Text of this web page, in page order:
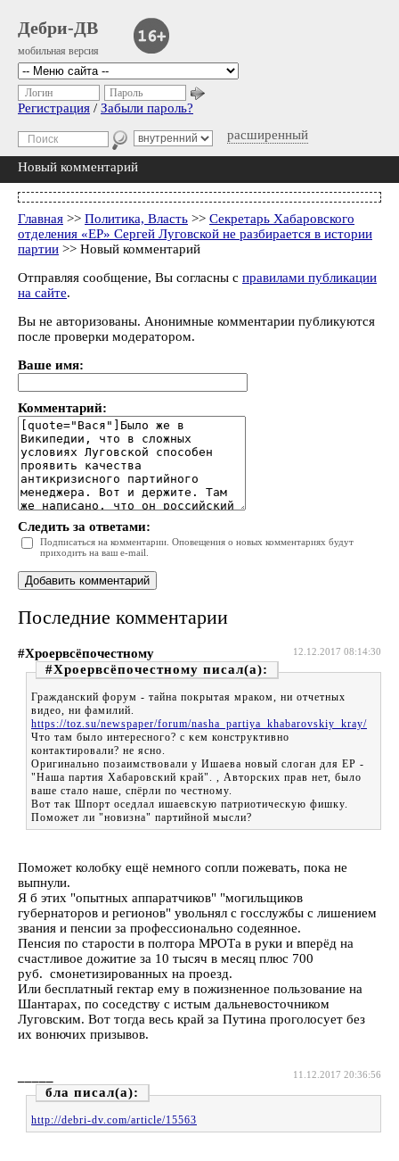
Дебри-ДВ
мобильная версия
расширенный
Логин Пароль
Регистрация / Забыли пароль?
Новый комментарий
Главная >> Политика, Власть >> Секретарь Хабаровского
отделения «ЕР» Сергей Луговской не разбирается в истории
партии >> Новый комментарий
Отправляя сообщение, Вы согласны с правилами публикации
на сайте.
Вы не авторизованы. Анонимные комментарии публикуются
после проверки модератором.
Ваше имя:
Комментарий:
Следить за ответами:
Подписаться на комментарии. Оповещения о новых комментариях будут
приходить на ваш e-mail.
Последние комментарии
12.12.2017 08:14:30
#Хроервсёпочестному
#Хроервсёпочестному
Гражданский форум - тайна покрытая мраком, ни отчетных
видео, ни фамилий.
https://toz.su/newspaper/forum/nasha_partiya_khabarovskiy_kray/
Что там было интересного? с кем конструктивно
контактировали? не ясно.
Оригинально позаимствовали у Ишаева новый слоган для ЕР -
"Наша партия Хабаровский край". , Авторских прав нет, было
ваше стало наше, спёрли по честному.
Вот так Шпорт оседлал ишаевскую патриотическую фишку.
Поможет ли "новизна" партийной мысли?
Поможет колобку ещё немного сопли пожевать, пока не
выпнули.
Я б этих "опытных аппаратчиков" "могильщиков
губернаторов и регионов" увольнял с госслужбы с лишением
звания и пенсии за профессионально содеянное.
Пенсия по старости в полтора МРОТа в руки и вперёд на
счастливое дожитие за 10 тысяч в месяц плюс 700
руб. смонетизированных на проезд.
Или бесплатный гектар ему в пожизненное пользование на
Шантарах, по соседству с истым дальневосточником
Луговским. Вот тогда весь край за Путина проголосует без
их вонючих призывов.
11.12.2017 20:36:56
бла
http://debri-dv.com/article/15563